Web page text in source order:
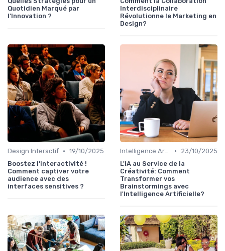
Quotidien Marqué par
l'Innovation ?
Interdisciplinaire
Révolutionne le Marketing en
Design?
Design Interactif • 19/10/2025
Boostez l'interactivité !
Comment captiver votre
audience avec des
interfaces sensitives ?
Intelligence Artificielle en Design •
23/10/2025
L'IA au Service de la
Créativité: Comment
Transformer vos
Brainstormings avec
l'Intelligence Artificielle?